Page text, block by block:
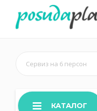
Сервиз на 6 персон
КАТАЛОГ